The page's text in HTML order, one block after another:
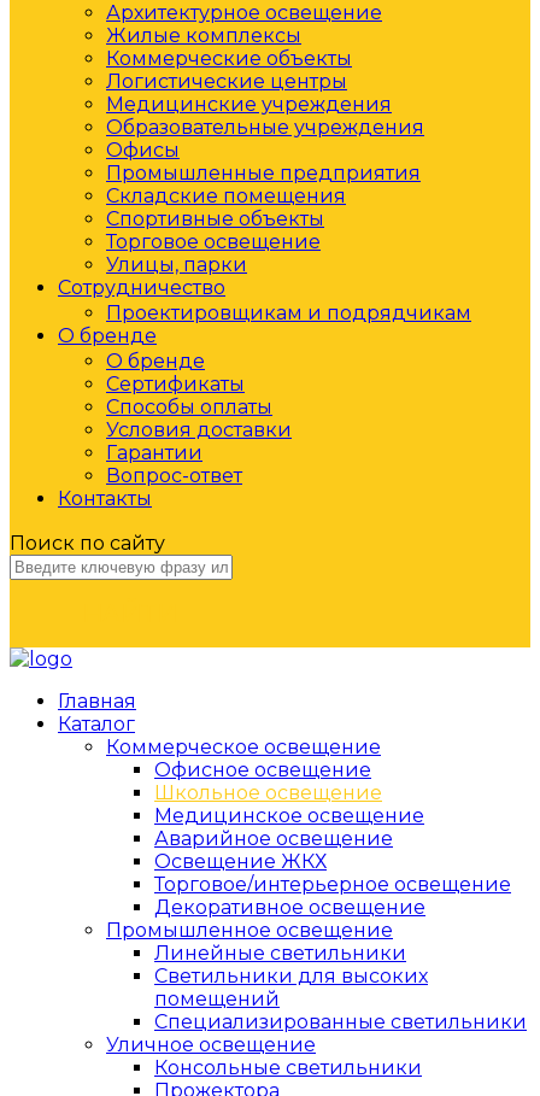
Архитектурное освещение
Жилые комплексы
Коммерческие объекты
Логистические центры
Медицинские учреждения
Образовательные учреждения
Офисы
Промышленные предприятия
Складские помещения
Спортивные объекты
Торговое освещение
Улицы, парки
Сотрудничество
Проектировщикам и подрядчикам
О бренде
О бренде
Сертификаты
Способы оплаты
Условия доставки
Гарантии
Вопрос-ответ
Контакты
Поиск по сайту
Главная
Каталог
Коммерческое освещение
Офисное освещение
Школьное освещение
Медицинское освещение
Аварийное освещение
Освещение ЖКХ
Торговое/интерьерное освещение
Декоративное освещение
Промышленное освещение
Линейные светильники
Светильники для высоких
помещений
Специализированные светильники
Уличное освещение
Консольные светильники
Прожектора